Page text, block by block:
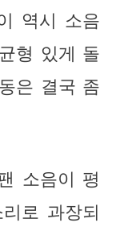
역시 소음
형 있게 돌
은 결국 좀
소음이 평
로 과장되